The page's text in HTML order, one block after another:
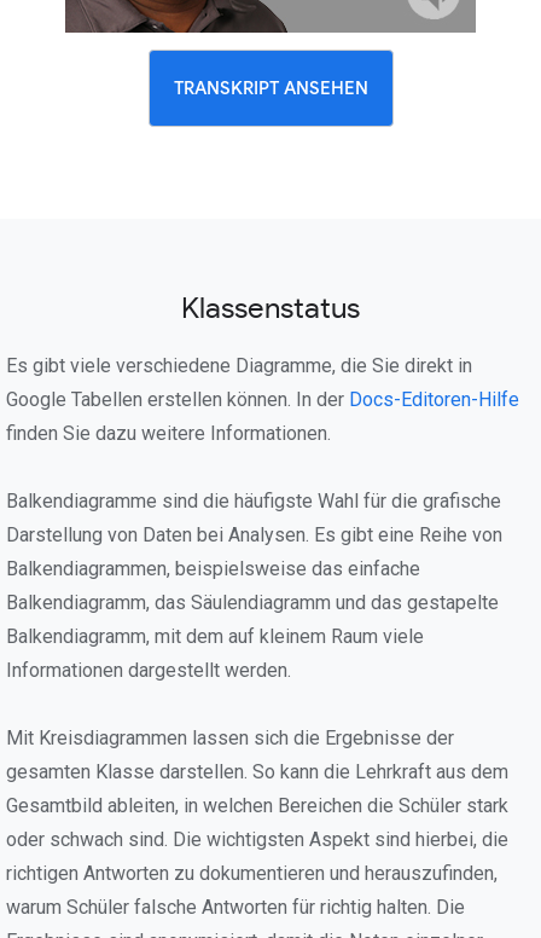
TRANSKRIPT ANSEHEN
Klassenstatus
Es gibt viele verschiedene Diagramme, die Sie direkt in
Google Tabellen erstellen können. In der Docs-Editoren-Hilfe
finden Sie dazu weitere Informationen.
Balkendiagramme sind die häufigste Wahl für die grafische
Darstellung von Daten bei Analysen. Es gibt eine Reihe von
Balkendiagrammen, beispielsweise das einfache
Balkendiagramm, das Säulendiagramm und das gestapelte
Balkendiagramm, mit dem auf kleinem Raum viele
Informationen dargestellt werden.
Mit Kreisdiagrammen lassen sich die Ergebnisse der
gesamten Klasse darstellen. So kann die Lehrkraft aus dem
Gesamtbild ableiten, in welchen Bereichen die Schüler stark
oder schwach sind. Die wichtigsten Aspekt sind hierbei, die
richtigen Antworten zu dokumentieren und herauszufinden,
warum Schüler falsche Antworten für richtig halten. Die